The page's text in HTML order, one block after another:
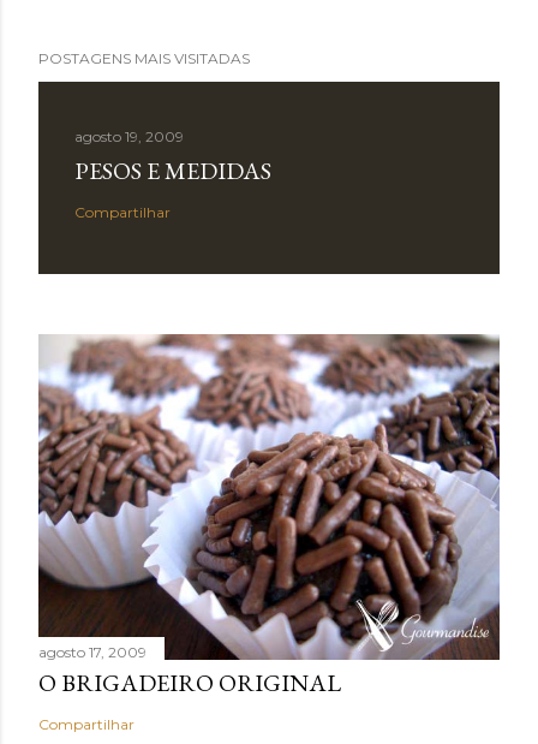
POSTAGENS MAIS VISITADAS
agosto 19, 2009
PESOS E MEDIDAS
Compartilhar
agosto 17, 2009
O BRIGADEIRO ORIGINAL
Compartilhar